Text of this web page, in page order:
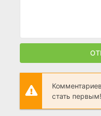
стать первым!